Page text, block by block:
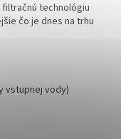
technológiu
čo je dnes na trhu
vstupnej vody)